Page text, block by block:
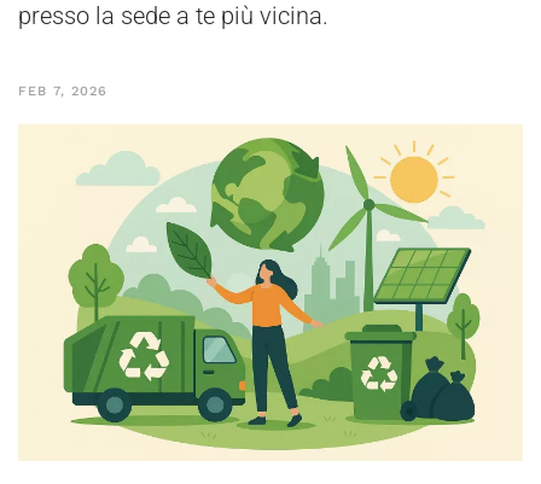
presso la sede a te più vicina.
FEB 7, 2026